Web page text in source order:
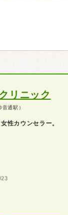
リニック
通駅）
性カウンセラー。